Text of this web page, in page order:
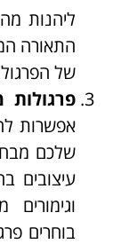
ליהנות
התאורה
של
אפשרות
שלכם
עיצובים
בוחרים